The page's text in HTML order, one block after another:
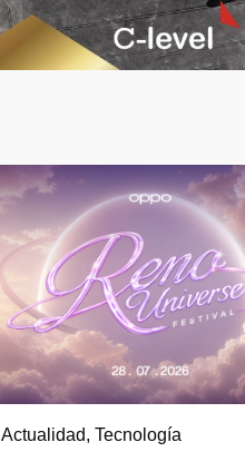
Actualidad, Tecnología